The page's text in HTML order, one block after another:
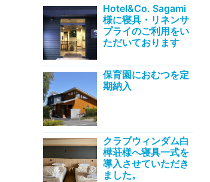
Hotel&Co. Sagami
様に寝具・リネンサ
プライのご利用をい
ただいております
保育園におむつを定
期納入
クラブウィンダム白
樺荘様へ寝具一式を
導入させていただき
ました。